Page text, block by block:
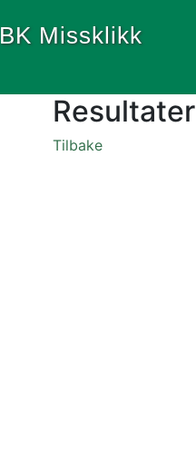
BK Missklikk
Resultater
Tilbake